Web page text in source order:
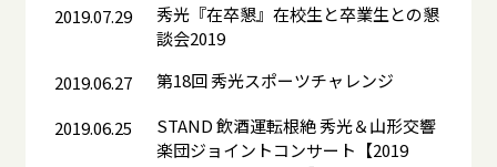
2019.07.29
秀光『在卒懇』在校生と卒業生との懇
談会2019
2019.06.27
第18回 秀光スポーツチャレンジ
2019.06.25
STAND 飲酒運転根絶 秀光＆山形交響
楽団ジョイントコンサート【2019